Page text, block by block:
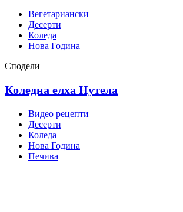
Вегетариански
Десерти
Коледа
Нова Година
Сподели
Коледна елха Нутела
Видео рецепти
Десерти
Коледа
Нова Година
Печива